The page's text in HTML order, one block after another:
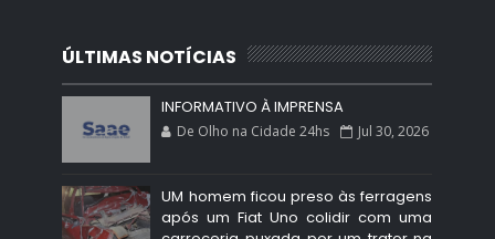
ÚLTIMAS NOTÍCIAS
INFORMATIVO À IMPRENSA
De Olho na Cidade 24hs Jul 30, 2026
UM homem ficou preso às ferragens
após um Fiat Uno colidir com uma